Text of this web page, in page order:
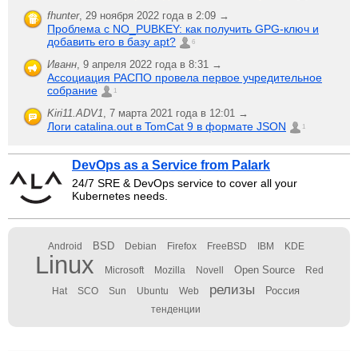
fhunter, 29 ноября 2022 года в 2:09 →
Проблема с NO_PUBKEY: как получить GPG-ключ и
добавить его в базу apt?
6
Иванн, 9 апреля 2022 года в 8:31 →
Ассоциация РАСПО провела первое учредительное
собрание
1
Kiri11.ADV1, 7 марта 2021 года в 12:01 →
Логи catalina.out в TomCat 9 в формате JSON 1
DevOps as a Service from Palark
24/7 SRE & DevOps service to cover all your
Kubernetes needs.
Android BSD Debian Firefox FreeBSD IBM KDE
Linux Microsoft Mozilla Novell Open Source Red
Hat SCO Sun Ubuntu Web релизы Россия
тенденции